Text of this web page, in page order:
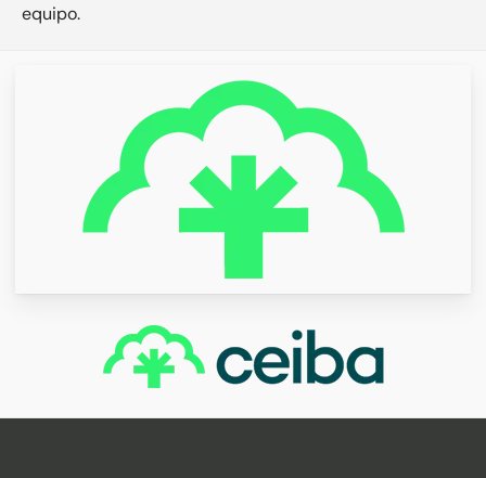
equipo.